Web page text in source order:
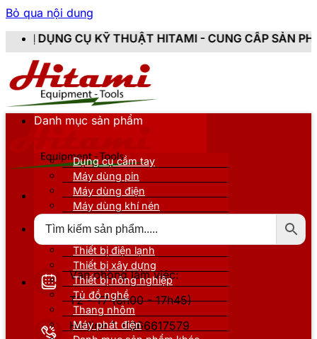
Bỏ qua nội dung
THUẬT HITAMI - CUNG CẤP SẢN PHẨM CHÍNH
Văn phòng làm việc:
T2 - T7 (8h00 - 17h45)
Hotline 1: 0866617579
Danh mục sản phẩm
Dụng cụ cầm tay
Máy dùng pin
Máy dùng điện
Máy dùng khí nén
Thiết bị nâng đỡ
Thiết bị điện lạnh
Thiết bị xây dựng
Thiết bị nông nghiệp
Tủ đồ nghề
Thang nhôm
Máy phát điện